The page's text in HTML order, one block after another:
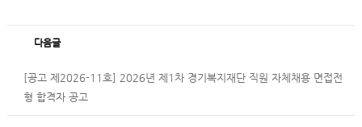
다음글
[공고 제2026-11호] 2026년 제1차 경기복지재단 직원 자체채용 면접전
형 합격자 공고